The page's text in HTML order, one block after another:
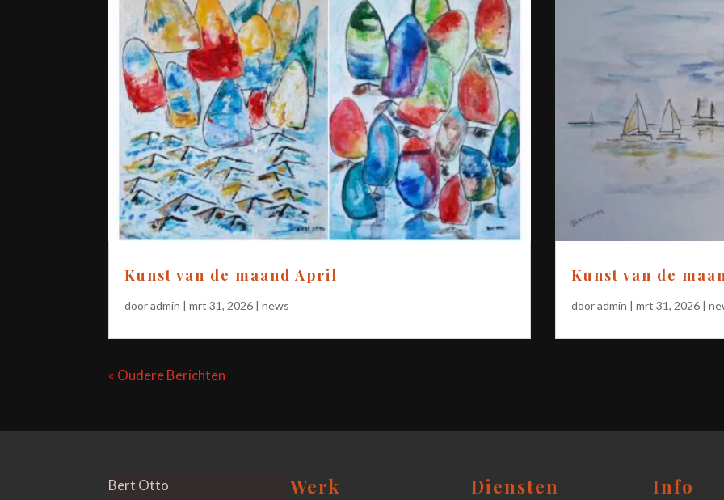
Kunst van de maand April
dooradmin |mrt 31, 2026 |news
Kunst van de
dooradmin | mrt 31, 2026 |
« Oudere Berichten
Bert Otto Werk Diensten Info